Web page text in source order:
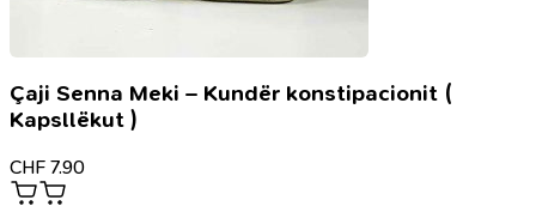
Çaji Senna Meki – Kundër konstipacionit (
Kapsllëkut )
CHF 7.90